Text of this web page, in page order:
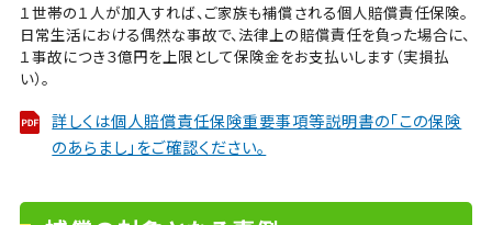
１世帯の１人が加入すれば、ご家族も補償される個人賠償責任保険。
日常生活における偶然な事故で、法律上の賠償責任を負った場合に、
１事故につき３億円を上限として保険金をお支払いします（実損払
い）。
詳しくは個人賠償責任保険重要事項等説明書の「この保険
のあらまし」をご確認ください。